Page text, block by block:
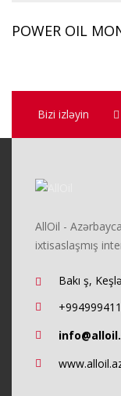
POWER OIL
Bizi izləyin
AllOil -
ixtisaslaşmış
Bakı ş,